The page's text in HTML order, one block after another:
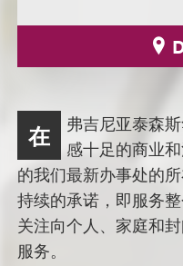
在
弗吉尼亚泰森
感十足的商业
的我们最新办事处的
持续的承诺，即服务
关注向个人、家庭和
服务。